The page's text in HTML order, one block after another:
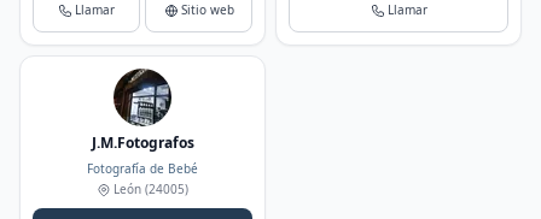
Llamar Sitio web Llamar
J.M.Fotografos
Fotografía de Bebé
León (24005)